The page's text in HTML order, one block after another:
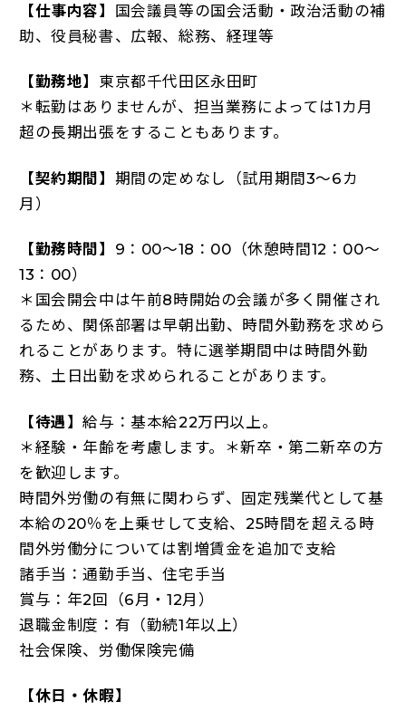
【仕事内容】 国会議員等の国会活動・政治活動の補
助、役員秘書、広報、総務、経理等
【勤務地】 東京都千代田区永田町
＊転勤はありませんが、担当業務によっては1カ月
超の長期出張をすることもあります。
【契約期間】 期間の定めなし（試用期間3～6カ
月）
【勤務時間】 9：00～18：00（休憩時間12：00～
13：00）
＊国会開会中は午前8時開始の会議が多く開催され
るため、関係部署は早朝出勤、時間外勤務を求めら
れることがあります。特に選挙期間中は時間外勤
務、土日出勤を求められることがあります。
【待遇】給与：基本給22万円以上。
＊経験・年齢を考慮します。＊新卒・第二新卒の方
を歓迎します。
時間外労働の有無に関わらず、固定残業代として基
本給の20％を上乗せして支給、25時間を超える時
間外労働分については割増賃金を追加で支給
諸手当：通勤手当、住宅手当
賞与：年2回（6月・12月）
退職金制度：有（勤続1年以上）
社会保険、労働保険完備
【休日・休暇】